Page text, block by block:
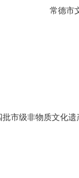
常德市
批市级非物质文化遗